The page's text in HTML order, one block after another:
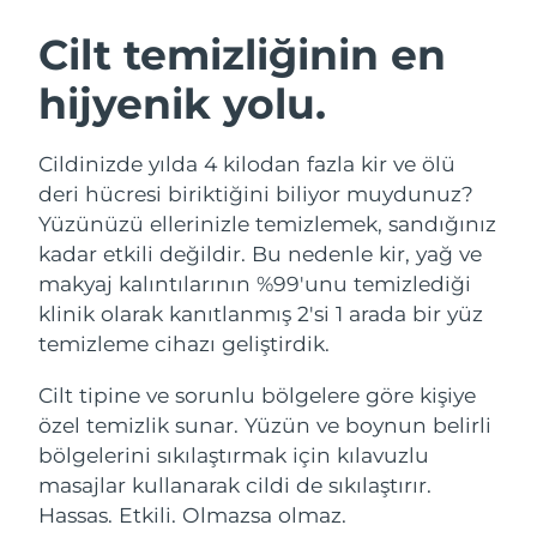
Cilt temizliğinin en
hijyenik yolu.
Cildinizde yılda 4 kilodan fazla kir ve ölü
deri hücresi biriktiğini biliyor muydunuz?
Yüzünüzü ellerinizle temizlemek, sandığınız
kadar etkili değildir. Bu nedenle kir, yağ ve
makyaj kalıntılarının %99'unu temizlediği
klinik olarak kanıtlanmış 2'si 1 arada bir yüz
temizleme cihazı geliştirdik.
Cilt tipine ve sorunlu bölgelere göre kişiye
özel temizlik sunar. Yüzün ve boynun belirli
bölgelerini sıkılaştırmak için kılavuzlu
masajlar kullanarak cildi de sıkılaştırır.
Hassas. Etkili. Olmazsa olmaz.
LUNA™ 4 seti
Anti-aging massage
LUNA™ 4 Plus
Massage, LED heating
LUNA™ 4 Men
For men, anti-aging massage
BEAR™ 2 seti
Microcurrent toning
BEAR™ 2 go
Microcurrent toning on-the-go
BEAR™ 2 eyes & lips
Microcurrent line smoothing device
Nemlendirme
UFO™ 3 seti
Deep facial hydration
UFO™ 3 LED
Near-infrared and red light therapy
device
Ağız bakımı
issa™ 4
Hybrid silicone sonic toothbrush
issa™ 4 plus
Smart hybrid silicone sonic toothbrush
FAQ™ YAŞLANMA KARŞITI BAKIM
Yaşlanma karşıtı LED bakım
NEW
Avusturya Tahmini teslim tarihi
Bahreyn Tahmini teslim tarihi
Belçika Tahmini teslim tarihi১০/৮/২৬
Bermuda Tahmini teslim tarihi১৬/৮/২৬
Bosna-Hersek Tahmini teslim tarihi১৩/৮/২৬
Brunei Tahmini teslim tarihi
Bulgaristan Tahmini teslim tarihi১০/৮/২৬
Kanada Tahmini teslim tarihi
Şili Tahmini teslim tarihi